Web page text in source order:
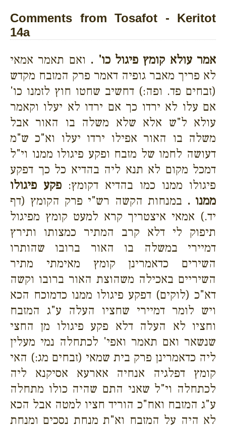
Comments from Tosafot - Keritot
14a
אמר עולא קומץ פיגול כו' . ואם תאמר אמאי
לא פריך מאבר גופיה דאמר פרק המזבח מקדש
(זבחים פד. ופה:) דחשיב שחטו חוץ לזמנו כו'
אם עלו לא ירדו כך אם ירדו לא יעלו וקאמר
עולא ל"ש אלא שלא משלה בו האור אבל
משלה בו האור אפילו ירדו יעלו וא"כ ש"מ
דעושה לחמו של מזבח ופקע פיגולו ממנו וי"ל
דמכל מקום לא תנא ליה בהדיא כל כך דפקע
פיגולו ממנו כמו בהדיא דקומץ: פקע פיגולו
ממנו . במנחות הקשה רש"י פרק הקומץ (דף
יד.) אמאי איצטריך קרא למעט קומץ מפיגול
תיפוק לי דלא קרב המתיר כמצותו ותירץ
דמיירי במשלה בו האור ברובו שהותרו
השירים כדאמרינן קומץ מאימתי מתיר
השיריים באכילה משהוצת האור ברובו וקשה
דא"כ (לוקים) דפקע פיגולו ממנו כדמוכח הכא
ויש לומר דמיירי שחציו העלה ע"ג המזבח
וחציו לא העלה דלא פקע פיגולו מן החצי
שנשאר ואם תאמר ואפי' לכתחלה נמי מעלין
ליה כדאמרינן פרק בית שמאי (זבחים מג:) האי
קומץ דפלגיה אנחיה אארעא אסיקנא ליה
לכתחלה וי"ל שאני התם שהיה כולו מתחלה
ע"ג המזבח ואח"כ הוריד חציו למטה אבל הכא
לא היה על המזבח וא"ת מנחת נסכים ומנחת